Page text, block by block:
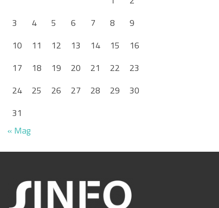
3
4 5 6 7 8
9
10
11 12 13 14 15
16
17
18 19 20 21 22
23
24
25 26 27 28 29
30
31
« Mag